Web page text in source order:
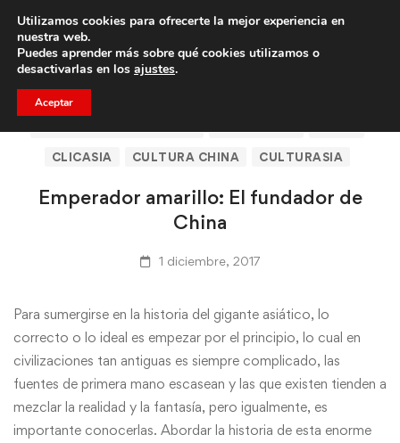
Trae a un amigo y llevaos un total de 75€ de descuento.
CLICASIA
CULTURA CHINA CULTURASIA
Emperador amarillo: El fundador de
China
1 diciembre, 2017
Para sumergirse en la historia del gigante asiático, lo
correcto o lo ideal es empezar por el principio, lo cual en
civilizaciones tan antiguas es siempre complicado, las
fuentes de primera mano escasean y las que existen tienden a
mezclar la realidad y la fantasía, pero igualmente, es
importante conocerlas. Abordar la historia de esta enorme
Utilizamos cookies para ofrecerte la mejor experiencia en
nuestra web.
Puedes aprender más sobre qué cookies utilizamos o
desactivarlas en los ajustes.
Aceptar